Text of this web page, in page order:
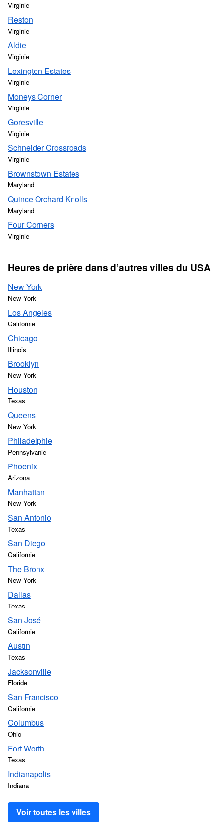
Virginie
Reston
Virginie
Aldie
Virginie
Lexington Estates
Virginie
Moneys Corner
Virginie
Goresville
Virginie
Schneider Crossroads
Virginie
Brownstown Estates
Maryland
Quince Orchard Knolls
Maryland
Four Corners
Virginie
Heures de prière dans d’autres villes du USA
New York
New York
Los Angeles
Californie
Chicago
Illinois
Brooklyn
New York
Houston
Texas
Queens
New York
Philadelphie
Pennsylvanie
Phoenix
Arizona
Manhattan
New York
San Antonio
Texas
San Diego
Californie
The Bronx
New York
Dallas
Texas
San José
Californie
Austin
Texas
Jacksonville
Floride
San Francisco
Californie
Columbus
Ohio
Fort Worth
Texas
Indianapolis
Indiana
Voir toutes les villes